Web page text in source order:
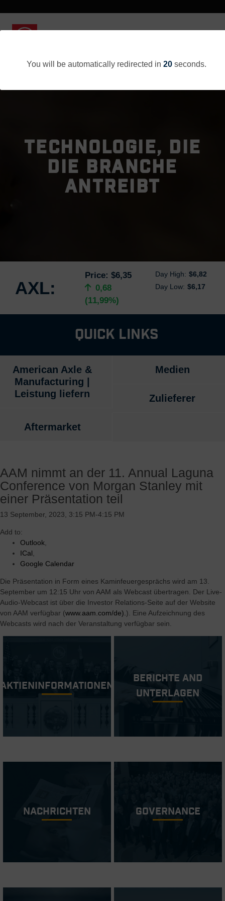
You will be automatically redirected in 20seconds.
TECHNOLOGIE, DIE
DIE BRANCHE
ANTREIBT
AXL:
Price: $6,35 Day High: $6,82
0,68
(11,99%)
Day Low: $6,17
Quick Links
American Axle &
Manufacturing |
Leistung liefern
Medien
Zulieferer
Aftermarket
AAM nimmt an der 11. Annual Laguna
Conference von Morgan Stanley mit
einer Präsentation teil
13 September, 2023, 3:15 PM-4:15 PM
Add to:
Outlook
ICal
Google Calendar
Die Präsentation in Form eines Kaminfeuergesprächs wird am 13.
September um 12:15 Uhr von AAM als Webcast übertragen. Der Live-
Audio-Webcast ist über die Investor Relations-Seite auf der Website
von AAM verfügbar (www.aam.com/de). ). Eine Aufzeichnung des
Webcasts wird nach der Veranstaltung verfügbar sein.
Aktieninformationen
Berichte and
Unterlagen
Nachrichten Governance